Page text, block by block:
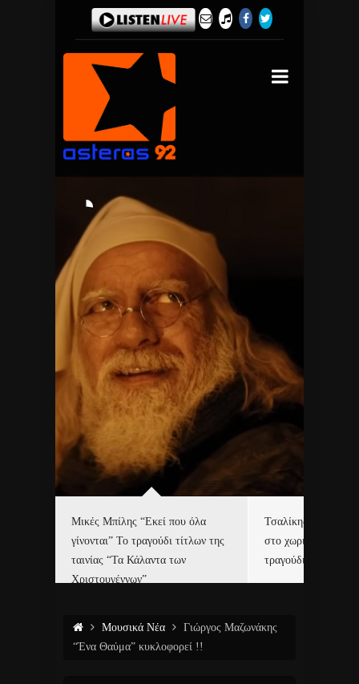
Μικές Μπίλης “Εκεί που όλα
γίνονται” Το τραγούδι τίτλων της
ταινίας “Τα Κάλαντα των
Χριστουγέννων”
Τσαλίκης,
στο χωριό του Άι
τραγούδι και video
Μουσικά Νέα
Γιώργος Μαζωνάκης
“Ένα Θαύμα” κυκλοφορεί !!